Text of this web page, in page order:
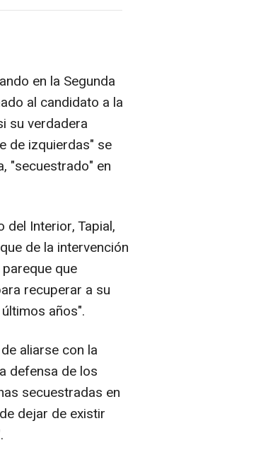
en la Segunda
al candidato a la
su verdadera
de izquierdas" se
"secuestrado" en
del Interior, Tapial,
de la intervención
que
recuperar a su
años".
aliarse con la
defensa de los
secuestradas en
dejar de existir